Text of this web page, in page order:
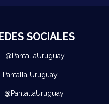
SOCIALES
@PantallaUruguay
Pantalla Uruguay
@PantallaUruguay